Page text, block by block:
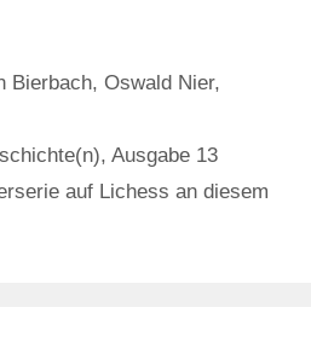
Bierbach,Oswald Nier,
Ausgabe 13
auf Lichess an diesem